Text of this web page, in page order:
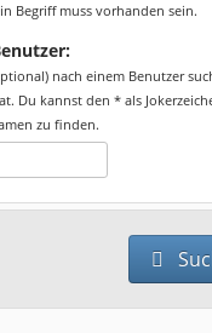
Begriff muss vorhanden sein.
nach einem Benutzer
Du kannst den * als
zu finden.